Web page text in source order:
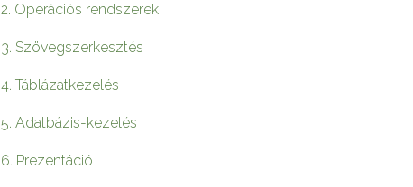
2. Operációs rendszerek
3. Szövegszerkesztés
4. Táblázatkezelés
5. Adatbázis-kezelés
6. Prezentáció